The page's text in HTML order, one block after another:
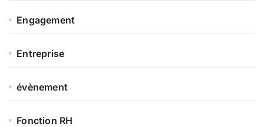
Engagement
Entreprise
évènement
Fonction RH